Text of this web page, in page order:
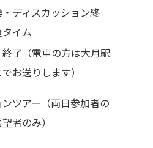
ディスカッション終
イム
了（電車の方は大月駅
お送りします）
ツアー（両日参加者の
者のみ）